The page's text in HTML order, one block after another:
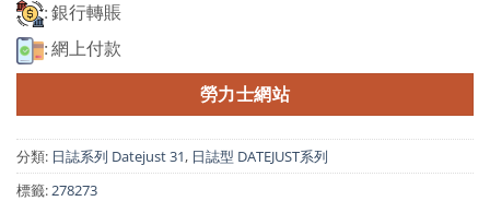
: 銀行轉賬
: 網上付款
勞力士網站
分類: 日誌系列 Datejust 31, 日誌型 DATEJUST系列
標籤:278273